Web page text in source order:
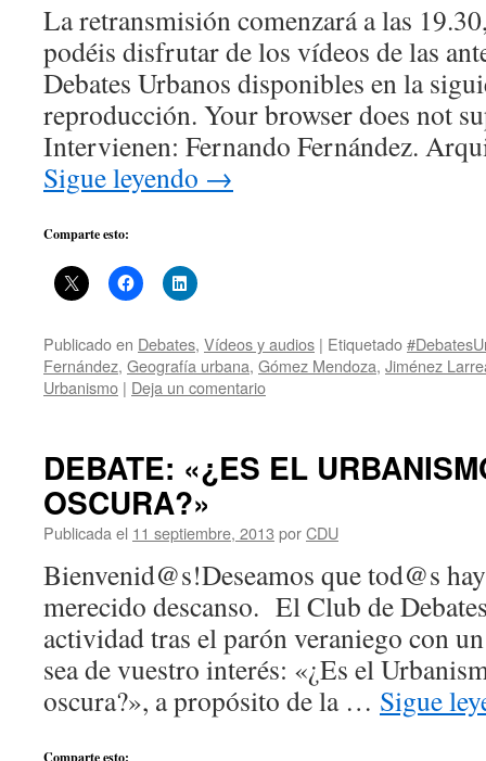
La retransmisión comenzará a las
podéis disfrutar de los vídeos de las
Debates Urbanos disponibles en la
reproducción. Your browser does not
Intervienen: Fernando Fernández.
Sigue leyendo →
Comparte esto:
Publicado en Debates, Vídeos y audios | Etiquetado
Fernández, Geografía urbana, Gómez Mendoza, Jiménez
Urbanismo | Deja un comentario
DEBATE: «¿ES EL
OSCURA?»
Publicada el 11 septiembre, 2013 porCDU
Bienvenid@s!Deseamos que tod@s
merecido descanso. El Club de
actividad tras el parón veraniego con
sea de vuestro interés: «¿Es el
oscura?», a propósito de la … Sigue
Comparte esto: